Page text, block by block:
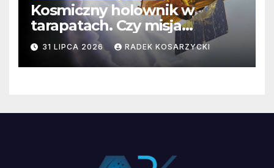
Kosmiczny holownik w
tarapatach. Czy misja
ratowania Teleskopu Swift
jest zagrożona?
31 LIPCA 2026 RADEK KOSARZYCKI